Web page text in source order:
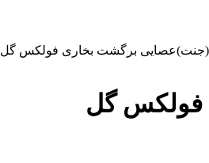
برگشت بخاری فولکس گل
فولکس گل